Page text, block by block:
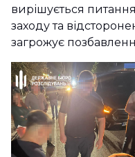
вирішується
заходу та
загрожує